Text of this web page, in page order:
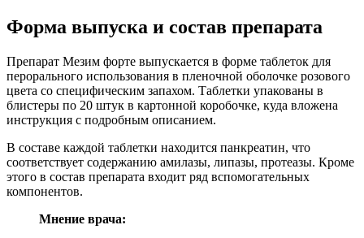
Форма выпуска и состав препарата
Препарат Мезим форте выпускается в форме таблеток для
перорального использования в пленочной оболочке розового
цвета со специфическим запахом. Таблетки упакованы в
блистеры по 20 штук в картонной коробочке, куда вложена
инструкция с подробным описанием.
В составе каждой таблетки находится панкреатин, что
соответствует содержанию амилазы, липазы, протеазы. Кроме
этого в состав препарата входит ряд вспомогательных
компонентов.
Мнение врача: